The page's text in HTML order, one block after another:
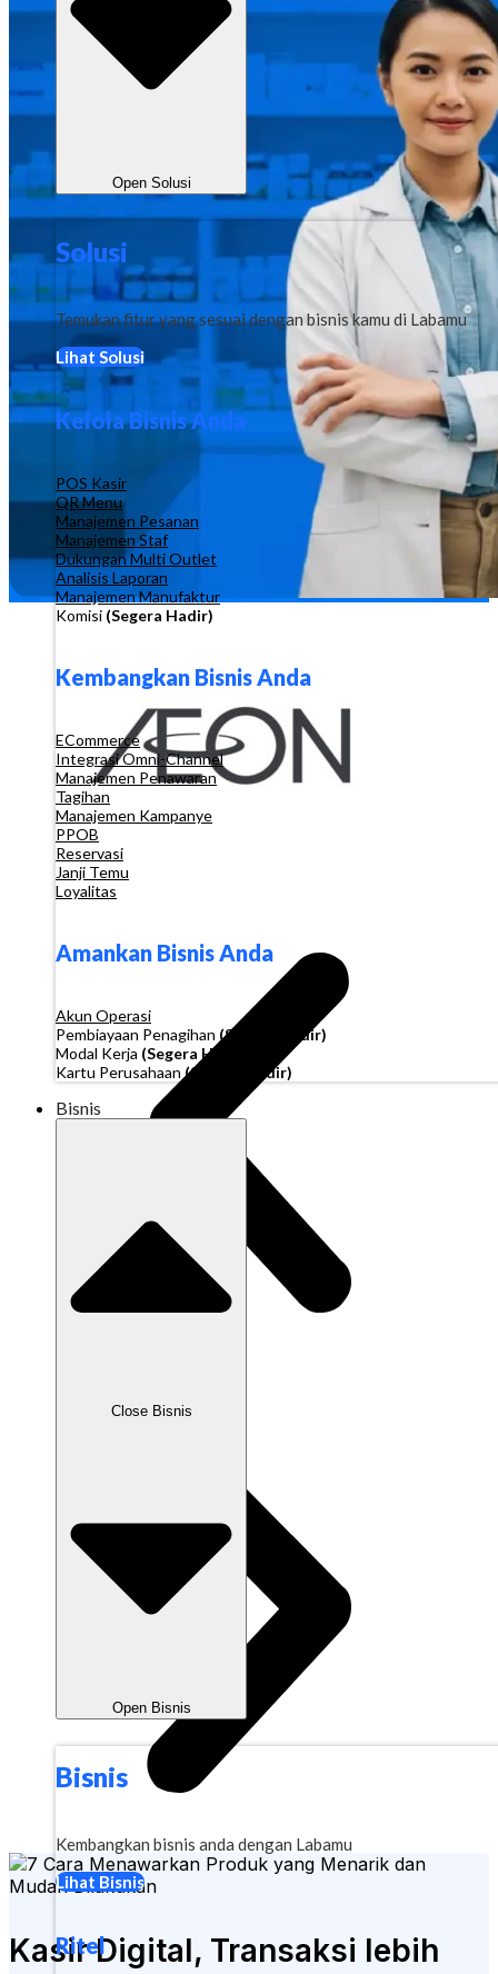
Open Solusi
Solusi
Temukan fitur yang sesuai dengan bisnis kamu di Labamu
Lihat Solusi
Kelola Bisnis Anda
POS Kasir
QR Menu
Manajemen Pesanan
Manajemen Staf
Dukungan Multi Outlet
Analisis Laporan
Manajemen Manufaktur
Komisi (Segera Hadir)
Kembangkan Bisnis Anda
ECommerce
Integrasi Omni-Channel
Manajemen Penawaran
Tagihan
Manajemen Kampanye
PPOB
Reservasi
Janji Temu
Loyalitas
Amankan Bisnis Anda
Akun Operasi
Pembiayaan Penagihan (Segera Hadir)
Modal Kerja (Segera Hadir)
Kartu Perusahaan (Segera Hadir)
Bisnis
Close Bisnis
Open Bisnis
Bisnis
Kembangkan bisnis anda dengan Labamu
Lihat Bisnis
Ritel
Kasir Digital, Transaksi lebih